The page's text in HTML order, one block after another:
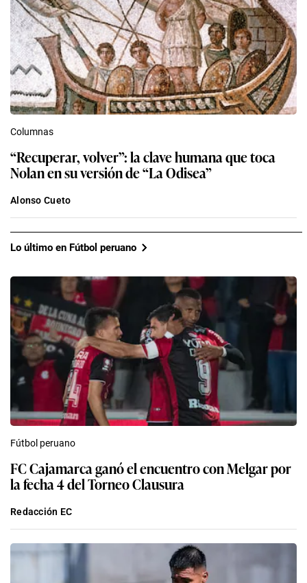
Columnas
“Recuperar, volver”: la clave humana que toca
Nolan en su versión de “La Odisea”
Alonso Cueto
Lo último en Fútbol peruano
Fútbol peruano
FC Cajamarca ganó el encuentro con Melgar por
la fecha 4 del Torneo Clausura
Redacción EC